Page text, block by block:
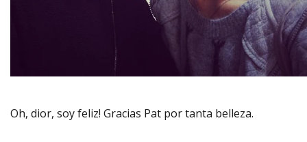
Oh, dior, soy feliz! Gracias Pat por tanta belleza.